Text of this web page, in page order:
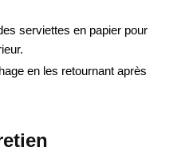
serviettes en papier pour
en les retournant après